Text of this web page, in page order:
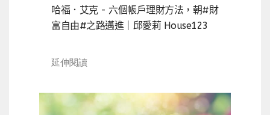
哈福．艾克 - 六個帳戶理財方法，朝#財
富自由#之路邁進｜邱愛莉 House123
延伸閱讀